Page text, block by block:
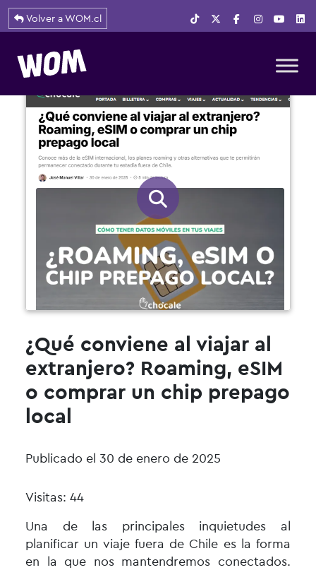
Volver a WOM.cl
Navegación principal
¿Qué conviene al viajar al
extranjero? Roaming, eSIM
o comprar un chip prepago
local
Publicado el 30 de enero de 2025
Visitas: 44
Una de las principales inquietudes al
planificar un viaje fuera de Chile es la forma
en la que nos mantendremos conectados.